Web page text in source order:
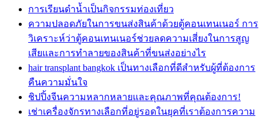
การเรียนดำน้ำเป็นกิจกรรมท่องเที่ยว
ความปลอดภัยในการขนส่งสินค้าด้วยตู้คอนเทนเนอร์ การ
วิเคราะห์ว่าตู้คอนเทนเนอร์ช่วยลดความเสี่ยงในการสูญ
เสียและการทำลายของสินค้าที่ขนส่งอย่างไร
hair transplant bangkok เป็นทางเลือกที่ดีสำหรับผู้ที่ต้องการ
คืนความมั่นใจ
ชิปปิ้งจีนความหลากหลายและคุณภาพที่คุณต้องการ!
เช่าเครื่องจักรทางเลือกที่อยู่รอดในยุคที่เราต้องการความ